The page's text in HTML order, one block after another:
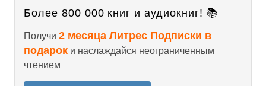
Более 800 000 книг и аудиокниг! 📚
Получи 2 месяца Литрес Подписки в
подарок и наслаждайся неограниченным
чтением